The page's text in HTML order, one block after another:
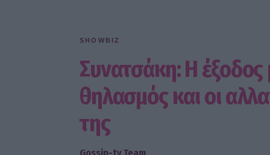
SHOWBIZ
Συνατσάκη: Η έξοδος
θηλασμός και οι
της
Gossip-tv Team